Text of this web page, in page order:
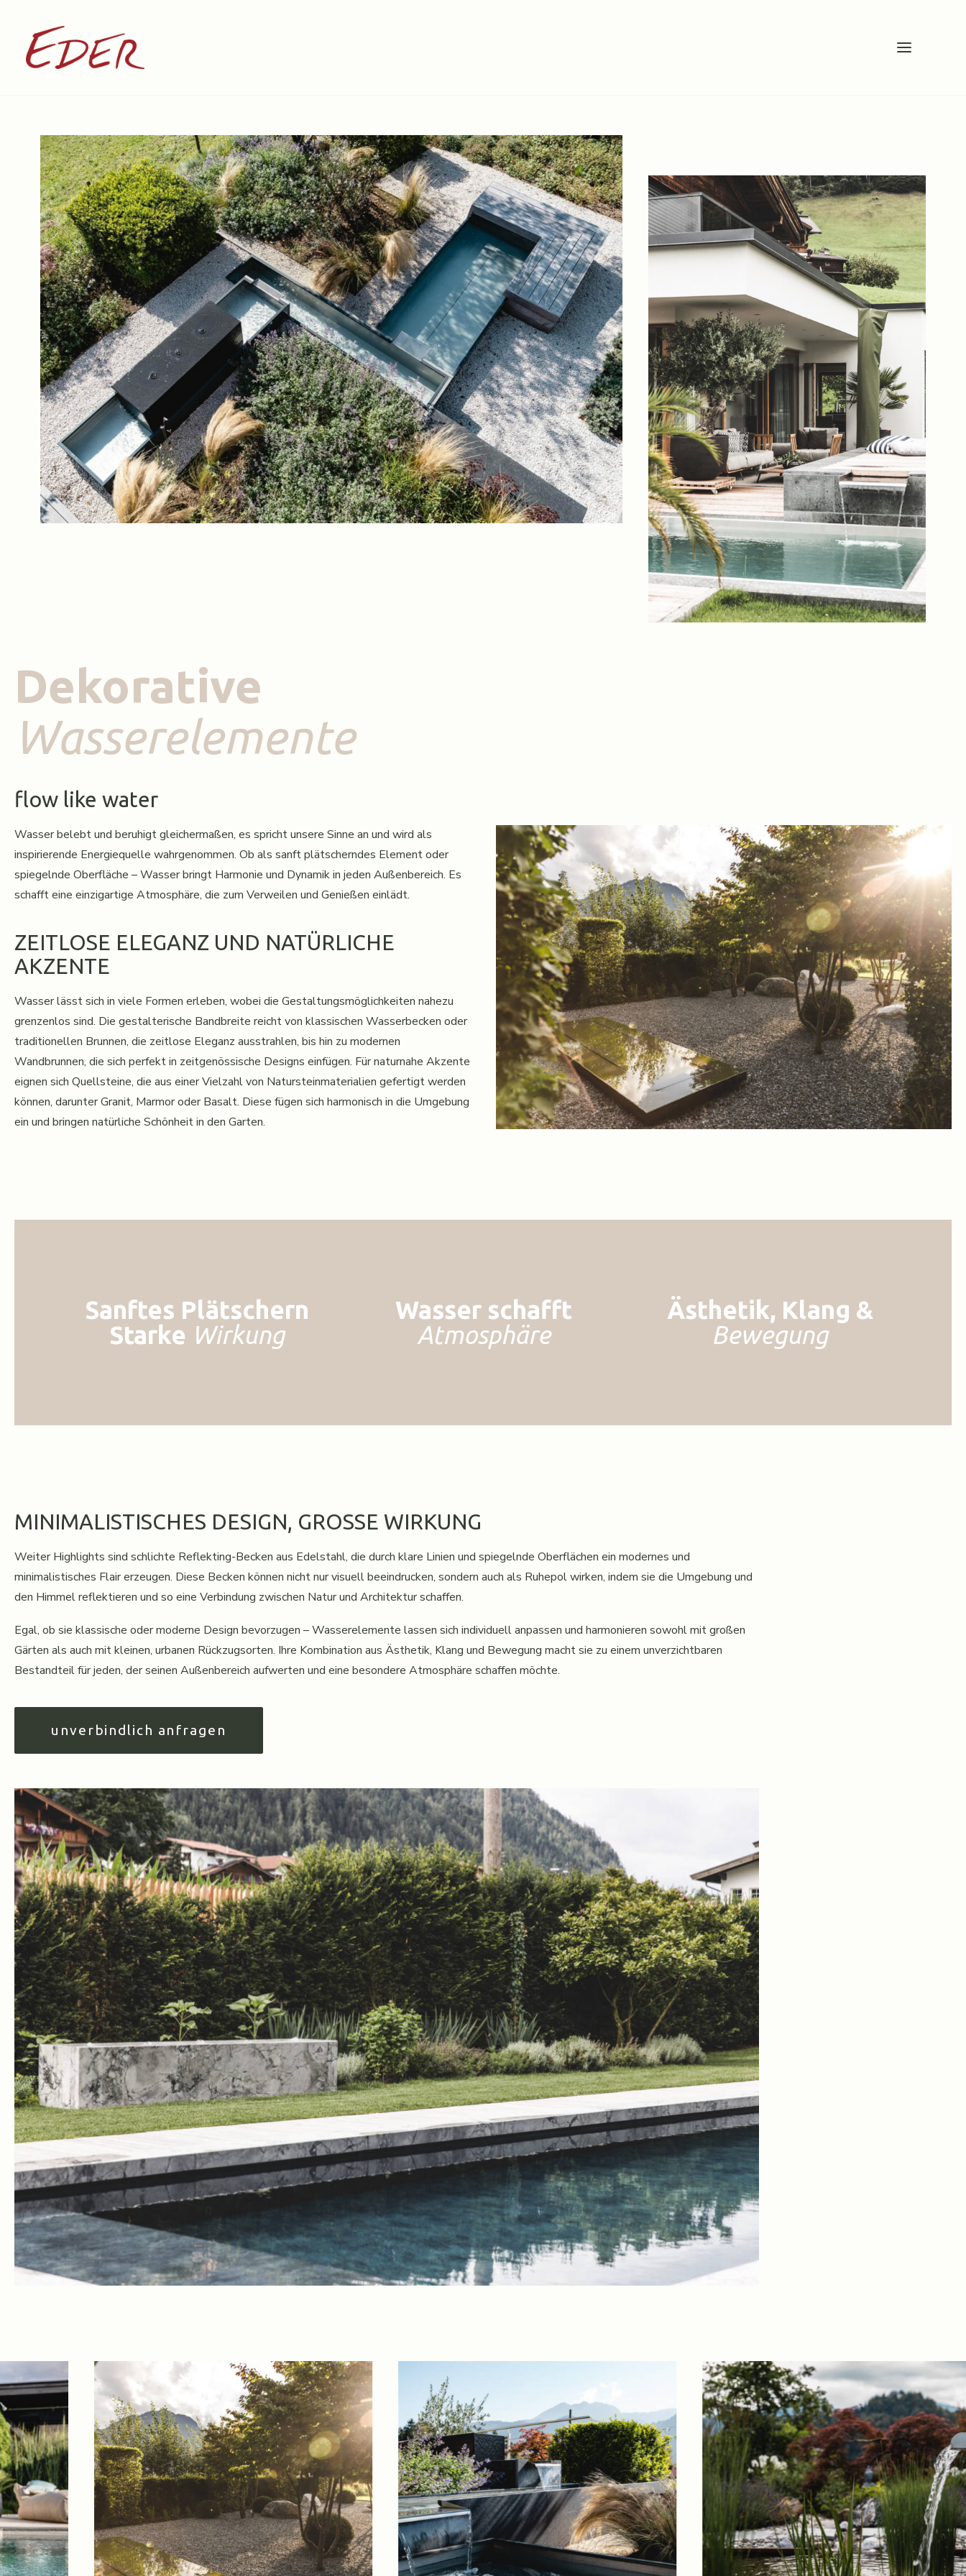
Dekorative
Wasserelemente
flow like water
Wasser belebt und beruhigt gleichermaßen, es spricht unsere Sinne an und wird als
inspirierende Energiequelle wahrgenommen. Ob als sanft plätscherndes Element oder
spiegelnde Oberfläche – Wasser bringt Harmonie und Dynamik in jeden Außenbereich. Es
schafft eine einzigartige Atmosphäre, die zum Verweilen und Genießen einlädt.
ZEITLOSE ELEGANZ UND NATÜRLICHE
AKZENTE
Wasser lässt sich in viele Formen erleben, wobei die Gestaltungsmöglichkeiten nahezu
grenzenlos sind. Die gestalterische Bandbreite reicht von klassischen Wasserbecken oder
traditionellen Brunnen, die zeitlose Eleganz ausstrahlen, bis hin zu modernen
Wandbrunnen, die sich perfekt in zeitgenössische Designs einfügen. Für naturnahe Akzente
eignen sich Quellsteine, die aus einer Vielzahl von Natursteinmaterialien gefertigt werden
können, darunter Granit, Marmor oder Basalt. Diese fügen sich harmonisch in die Umgebung
ein und bringen natürliche Schönheit in den Garten.
Sanftes Plätschern
Starke Wirkung
Wasser schafft
Atmosphäre
Ästhetik, Klang &
Bewegung
MINIMALISTISCHES DESIGN, GROSSE WIRKUNG
Weiter Highlights sind schlichte Reflekting-Becken aus Edelstahl, die durch klare Linien und spiegelnde Oberflächen ein modernes und
minimalistisches Flair erzeugen. Diese Becken können nicht nur visuell beeindrucken, sondern auch als Ruhepol wirken, indem sie die Umgebung und
den Himmel reflektieren und so eine Verbindung zwischen Natur und Architektur schaffen.
Egal, ob sie klassische oder moderne Design bevorzugen – Wasserelemente lassen sich individuell anpassen und harmonieren sowohl mit großen
Gärten als auch mit kleinen, urbanen Rückzugsorten. Ihre Kombination aus Ästhetik, Klang und Bewegung macht sie zu einem unverzichtbaren
Bestandteil für jeden, der seinen Außenbereich aufwerten und eine besondere Atmosphäre schaffen möchte.
unverbindlich anfragen